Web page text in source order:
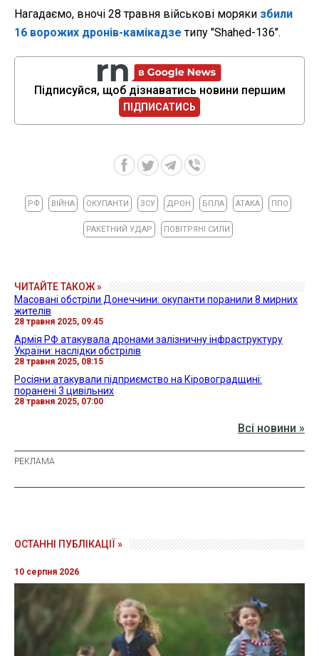
Нагадаємо, вночі 28 травня військові моряки збили
16 ворожих дронів-камікадзе типу "Shahed-136".
Підписуйся, щоб дізнаватись новини першим
ПІДПИСАТИСЬ
РФ ВІЙНА ОКУПАНТИ ЗСУ ДРОН БПЛА АТАКА ППО
РАКЕТНИЙ УДАР ПОВІТРЯНІ СИЛИ
ЧИТАЙТЕ ТАКОЖ »
Масовані обстріли Донеччини: окупанти поранили 8 мирних
жителів
28 травня 2025, 09:45
Армія РФ атакувала дронами залізничну інфраструктуру
України: наслідки обстрілів
28 травня 2025, 08:15
Росіяни атакували підприємство на Кіровоградщині:
поранені 3 цивільних
28 травня 2025, 07:00
Всі новини »
ОСТАННІ ПУБЛІКАЦІЇ »
10 серпня 2026